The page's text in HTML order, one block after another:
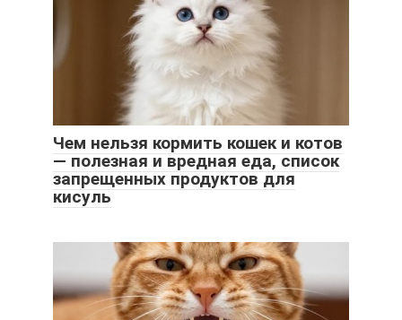
Чем нельзя кормить кошек и котов
— полезная и вредная еда, список
запрещенных продуктов для
кисуль